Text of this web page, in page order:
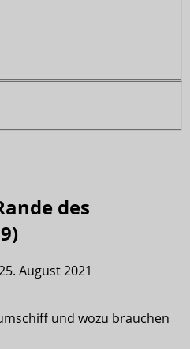
des
August 2021
und wozu brauchen